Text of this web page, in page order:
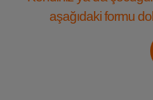
aşağıdaki formu